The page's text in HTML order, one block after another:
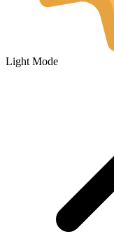
Light Mode